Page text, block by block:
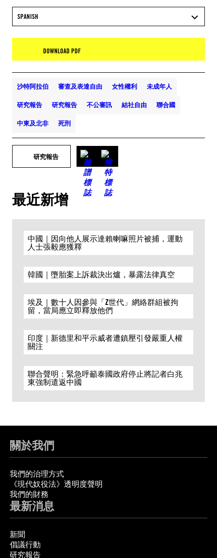
SPANISH
DOWNLOAD PDF
沙特阿拉伯 審查及表達自由 女性權利 未成年人
研究報告 研究報告 不公審訊 結社自由 聯合國
中東及北非 死刑
研究報告
最近新增
中國｜因向他人展示達賴喇嘛照片被捕，運動
人士張毅應獲釋
韓國｜墮胎案上訴裁決出爐，暴露法律真空
埃及｜數十人因參與「Z世代」網絡群組被拘
留，當局應立即釋放他們
印度｜新德里和平示威者遭鎮壓引發嚴重人權
關注
聯合聲明：緊急呼籲泰國政府停止將記者白兆
東強制遣返中國
關於我們
我們的治理方式
《現代奴役法》透明度聲明
我們的財務
最新消息
新聞
倡議行動
研究報告